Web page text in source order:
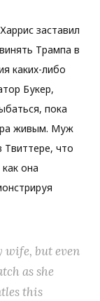
заставил
Трампа в
каких-либо
Букер,
пока
живым. Муж
что
она
wife, but even
as she
this